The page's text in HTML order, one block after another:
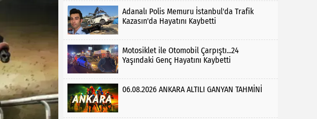
Adanalı Polis Memuru İstanbul'da Trafik
Kazasın'da Hayatını Kaybetti
Motosiklet ile Otomobil Çarpıştı...24
Yaşındaki Genç Hayatını Kaybetti
06.08.2026 ANKARA ALTILI GANYAN TAHMİNİ